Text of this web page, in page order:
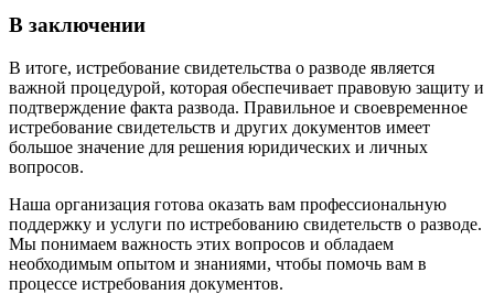
В заключении
В итоге, истребование свидетельства о разводе является
важной процедурой, которая обеспечивает правовую защиту и
подтверждение факта развода. Правильное и своевременное
истребование свидетельств и других документов имеет
большое значение для решения юридических и личных
вопросов.
Наша организация готова оказать вам профессиональную
поддержку и услуги по истребованию свидетельств о разводе.
Мы понимаем важность этих вопросов и обладаем
необходимым опытом и знаниями, чтобы помочь вам в
процессе истребования документов.